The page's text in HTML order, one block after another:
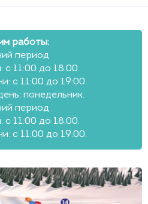
работы:
период
с 11:00 до 18:00.
с 11:00 до 19:00.
понедельник.
период
с 11:00 до 18:00.
с 11:00 до 19:00.